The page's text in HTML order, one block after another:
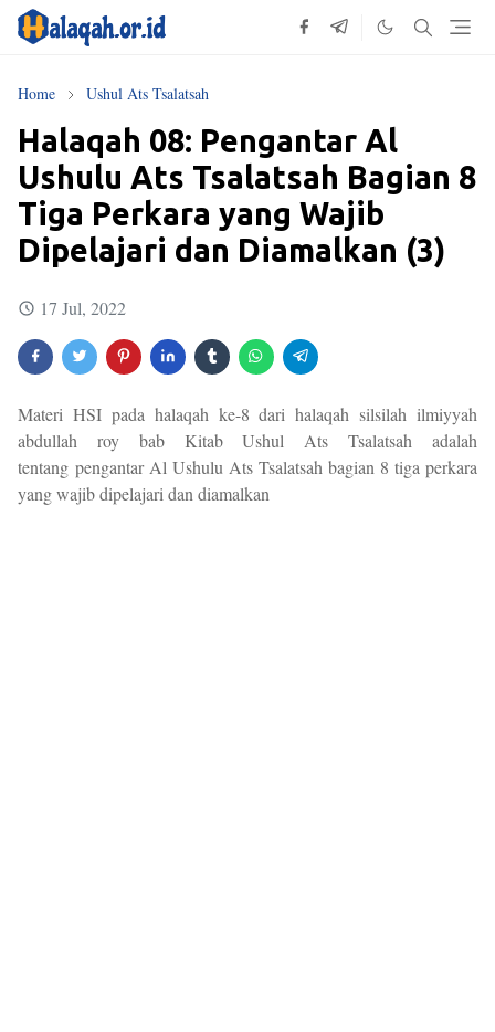
Home Ushul Ats Tsalatsah
Halaqah 08: Pengantar Al
Ushulu Ats Tsalatsah Bagian 8
Tiga Perkara yang Wajib
Dipelajari dan Diamalkan (3)
17 Jul, 2022
Materi HSI pada halaqah ke-8 dari halaqah silsilah ilmiyyah
abdullah roy bab Kitab Ushul Ats Tsalatsah adalah
tentang pengantar Al Ushulu Ats Tsalatsah bagian 8 tiga perkara
yang wajib dipelajari dan diamalkan